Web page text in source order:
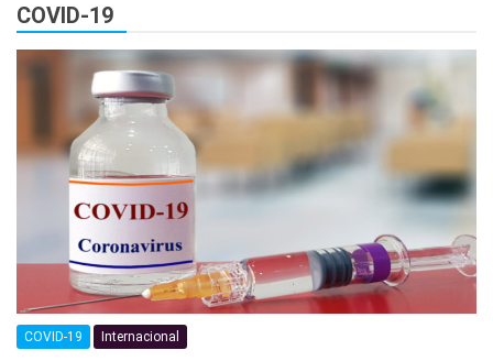
COVID-19
COVID-19 Internacional